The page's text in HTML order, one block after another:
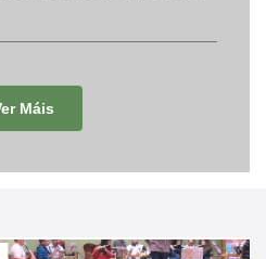
Máis